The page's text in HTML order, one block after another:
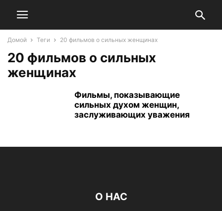
Домой Теги 20 фильмов о сильных женщинах
20 фильмов о сильных
женщинах
Фильмы, показывающие
сильных духом женщин,
заслуживающих уважения
О НАС